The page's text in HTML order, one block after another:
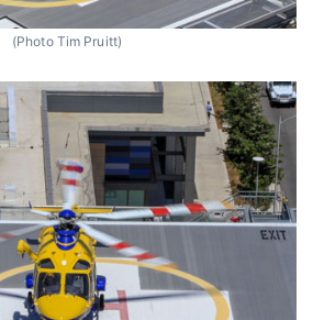
(Photo Tim Pruitt)